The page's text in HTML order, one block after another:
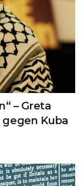
– Greta
Kuba